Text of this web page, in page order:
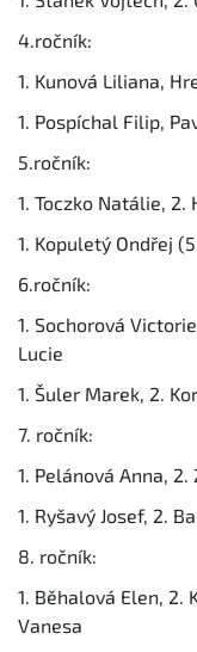
4.ročník:
1. Kunová Liliana,
1. Pospíchal Filip,
5.ročník:
1. Toczko Natálie,
1. Kopuletý Ondřej
6.ročník:
1. Sochorová
Lucie
1. Šuler Marek, 2.
7. ročník:
1. Pelánová Anna,
1. Ryšavý Josef, 2.
8. ročník:
1. Běhalová Elen, 2.
Vanesa